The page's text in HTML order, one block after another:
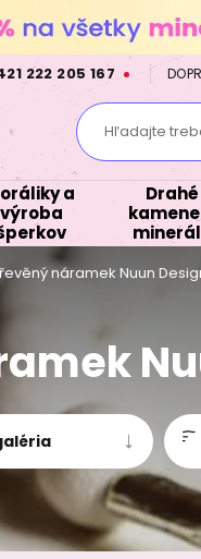
222 205 167
Hľadajte
a
výroba
Drahé
náramek Nuun